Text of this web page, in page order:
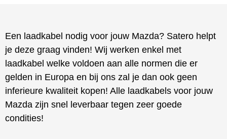
Een laadkabel nodig voor jouw Mazda? Satero helpt
je deze graag vinden! Wij werken enkel met
laadkabel welke voldoen aan alle normen die er
gelden in Europa en bij ons zal je dan ook geen
inferieure kwaliteit kopen! Alle laadkabels voor jouw
Mazda zijn snel leverbaar tegen zeer goede
condities!